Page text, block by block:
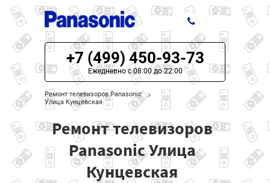
ЦЕНЫ НА РЕМОНТ
О СЕРВИСЕ
МОДЕЛИ PANASONIC
НАШИ КОНТАКТЫ
+7 (499) 450-93-73
Ежедневно с 08:00 до 22:00
Ремонт телевизоров Panasonic
Улица Кунцевская
Ремонт телевизоров
Panasonic Улица
Кунцевская